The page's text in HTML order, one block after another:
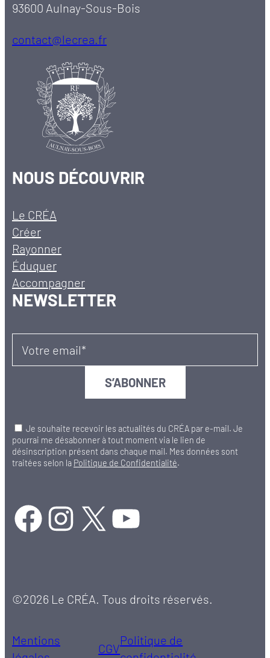
93600 Aulnay-Sous-Bois
contact@lecrea.fr
NOUS DÉCOUVRIR
Le CRÉA
Créer
Rayonner
Éduquer
Accompagner
NEWSLETTER
Votre email*
Je souhaite recevoir les actualités du CRÉA par e-mail. Je
pourrai me désabonner à tout moment via le lien de
désinscription présent dans chaque mail. Mes données sont
traitées selon la Politique de Confidentialité.
Facebook Instagram X YouTube
©2026 Le CRÉA. Tous droits réservés.
Mentions
CGV
Politique de